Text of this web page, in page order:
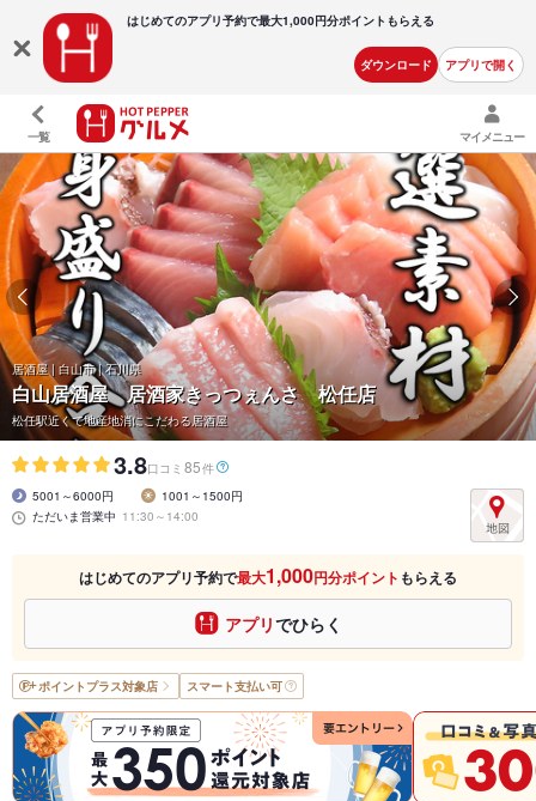
はじめてのアプリ予約で最大1,000円分ポイントもらえる
ダウンロード アプリで開く
一覧 マイメニュー
居酒屋 | 白山市 | 石川県
白山居酒屋 居酒家きっつぇんさ 松任店
松任駅近くで地産地消にこだわる居酒屋
3.8口コミ 85件
5001～6000円
1001～1500円
ただいま営業中 11:30～14:00
はじめてのアプリ予約で最大1,000円分ポイント もらえる
アプリでひらく
ポイントプラス対象店 スマート支払い可